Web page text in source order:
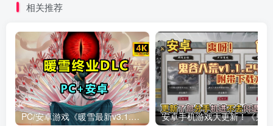
相关推荐
PC/安卓游戏《暖雪最新v3.1.0.1》终业DLC整合版！